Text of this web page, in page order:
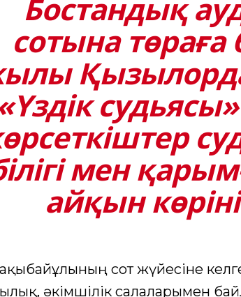
Бостандық
сотына төраға
мен
айқын
сот жүйесіне
әкімшілік салаларымен